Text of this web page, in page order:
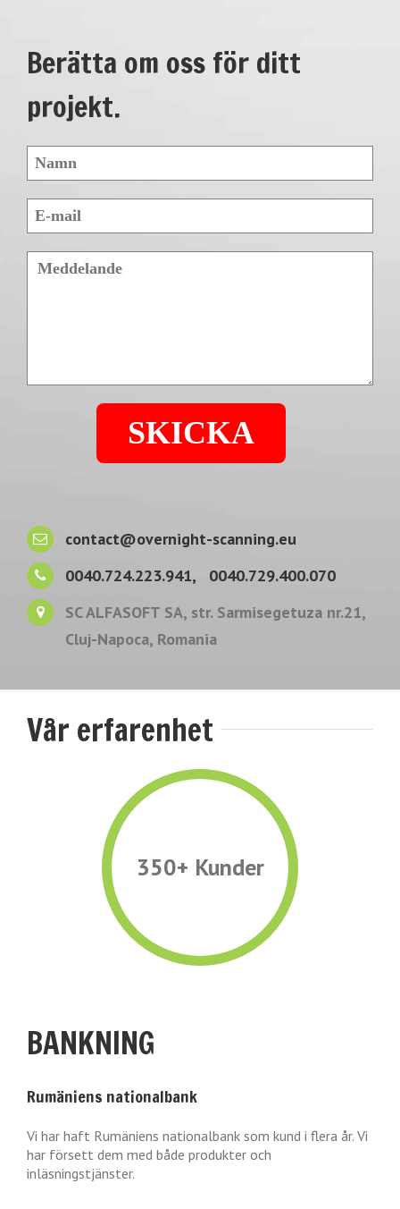
Berätta om oss för ditt
projekt.
contact@overnight-scanning.eu
0040.724.223.941,
0040.729.400.070
SC ALFASOFT SA, str. Sarmisegetuza nr.21,
Cluj-Napoca, Romania
Vår erfarenhet
350+ Kunder
BANKNING
Rumäniens nationalbank
Vi har haft Rumäniens nationalbank som kund i flera år. Vi
har försett dem med både produkter och
inläsningstjänster.